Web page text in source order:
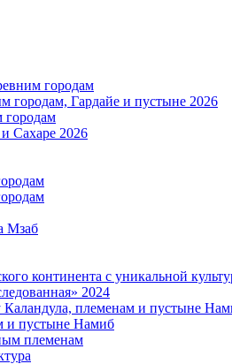
городам
Гардайе и пустыне 2026
Сахаре 2026
Мзаб
континента с уникальной
2024
племенам и пустыне
и пустыне Намиб
племенам